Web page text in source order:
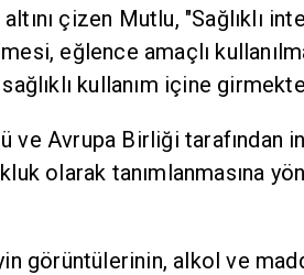
çizen Mutlu, "Sağlıklı
eğlence amaçlı
kullanım içine
ve Avrupa Birliği tarafından
olarak tanımlanmasına
görüntülerinin, alkol ve